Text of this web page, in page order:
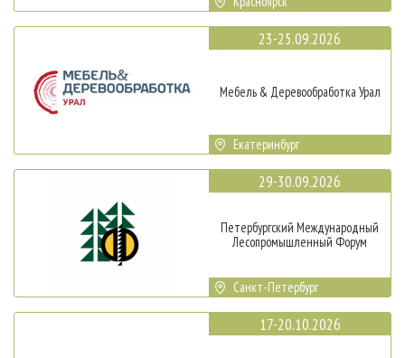
23-25.09.2026
Мебель & Деревообработка Урал
Екатеринбург
29-30.09.2026
Петербургский Международный
Лесопромышленный Форум
Санкт-Петербург
17-20.10.2026